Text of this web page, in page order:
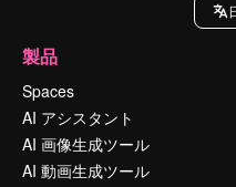
製品
Spaces
AI アシスタント
AI 画像生成ツール
AI 動画生成ツール